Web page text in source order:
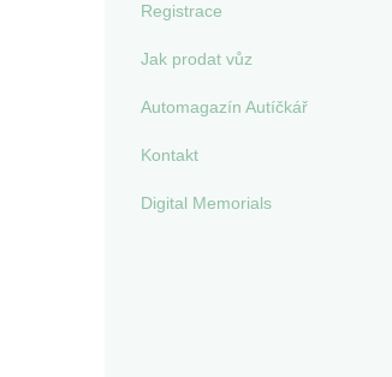
Registrace
Jak prodat vůz
Automagazín Autíčkář
Kontakt
Digital Memorials